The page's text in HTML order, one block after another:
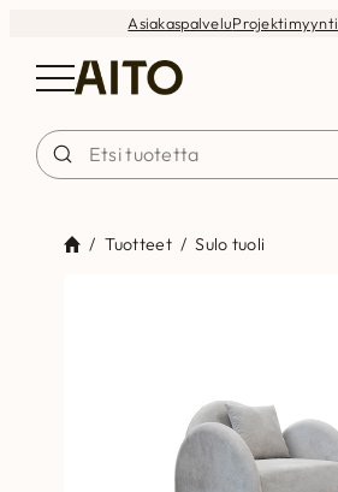
AsiakaspalveluProjektimyynti
/ Tuotteet / Sulo tuoli